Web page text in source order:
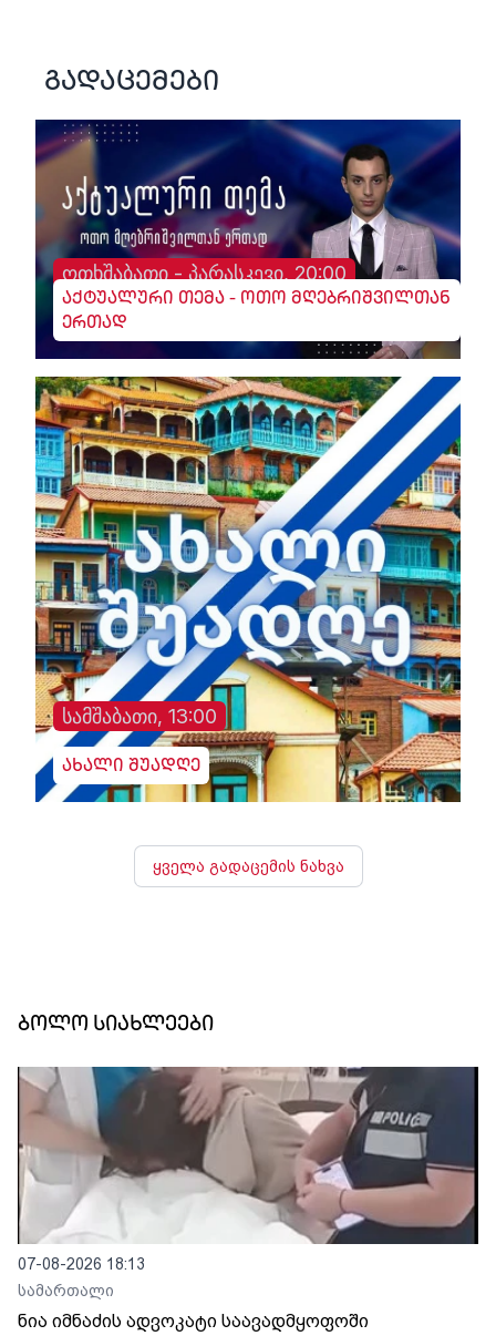
გადაცემები
ოთხშაბათი - პარასკევი, 20:00
აქტუალური თემა - ოთო მღებრიშვილთან
ერთად
სამშაბათი, 13:00
ახალი შუადღე
ყველა გადაცემის ნახვა
ბოლო სიახლეები
07-08-2026 18:13
სამართალი
ნია იმნაძის ადვოკატი საავადმყოფოში